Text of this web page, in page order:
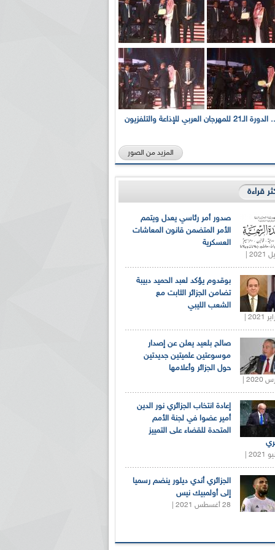
بالصور... الدورة الـ21 للمهرجان العربي للإذاعة والتلفزيون
المزيد من الصور
قراءة
صدور أمر رئاسي يعدل ويتمم
الأمر المتضمن قانون المعاشات
العسكرية
بوقدوم يؤكد لعبد الحميد دبيبة
تضامن الجزائر الثابت مع
الشعب الليبي
صالح بلعيد يعلن عن إصدار
موسوعتين علميتين جديدتين
حول الجزائر وأعلامها
إعادة انتخاب الجزائري نور الدين
أمير عضوا في لجنة الأمم
المتحدة للقضاء على التمييز
الجزائري أندي ديلور ينضم رسميا
إلى أولمبيك نيس
28 أغسطس 2021 |